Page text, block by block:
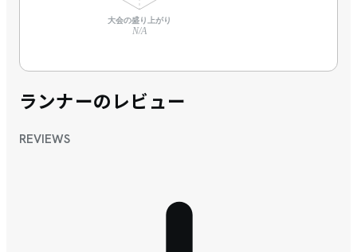
大会の盛り上がり
N/A
ランナーのレビュー
REVIEWS